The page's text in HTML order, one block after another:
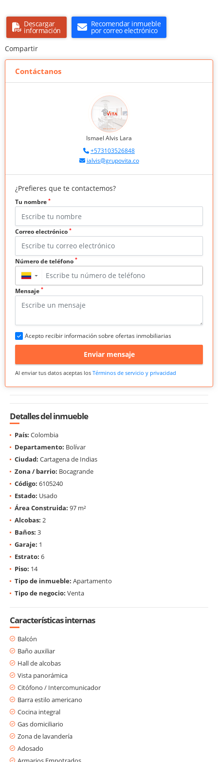
Descargar
información
Recomendar inmueble
por correo electrónico
Compartir
Contáctanos
Ismael Alvis Lara
+573103526848
ialvis@grupovita.co
¿Prefieres que te contactemos?
Tu nombre *
Correo electrónico *
Número de teléfono *
▼
Mensaje *
Acepto recibir información sobre ofertas inmobiliarias
Enviar mensaje
Al enviar tus datos aceptas los Términos de servicio y privacidad
Detalles del inmueble
País: Colombia
Departamento: Bolívar
Ciudad: Cartagena de Indias
Zona / barrio: Bocagrande
Código: 6105240
Estado: Usado
Área Construida: 97 m²
Alcobas: 2
Baños: 3
Garaje: 1
Estrato: 6
Piso: 14
Tipo de inmueble: Apartamento
Tipo de negocio: Venta
Características internas
Balcón
Baño auxiliar
Hall de alcobas
Vista panorámica
Citófono / Intercomunicador
Barra estilo americano
Cocina integral
Gas domiciliario
Zona de lavandería
Adosado